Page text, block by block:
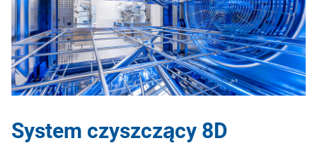
System czyszczący 8D